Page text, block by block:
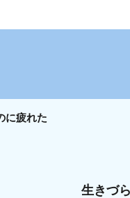
に疲れた
生きづ